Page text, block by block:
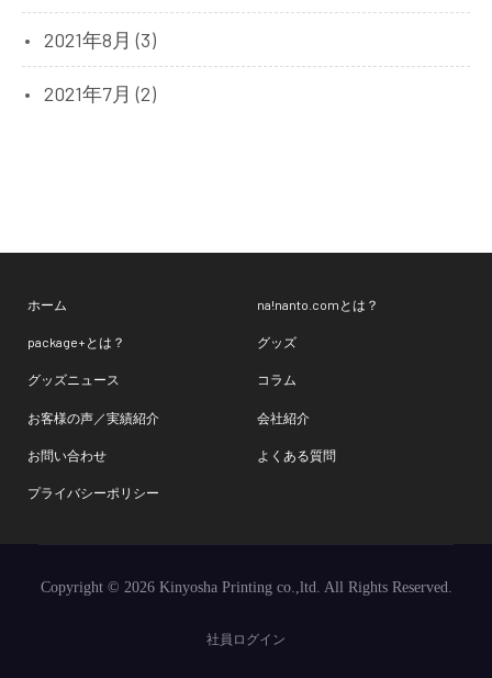
2021年8月 (3)
2021年7月 (2)
ホーム na!nanto.comとは？
package+とは？ グッズ
グッズニュース コラム
お客様の声／実績紹介 会社紹介
お問い合わせ よくある質問
プライバシーポリシー
Copyright © 2026 Kinyosha Printing co.,ltd. All Rights Reserved.
社員ログイン